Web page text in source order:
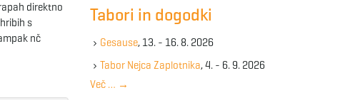
direktno
s
nč
e
y
w
Tabori in dogodki
Gesause, 13. - 16. 8. 2026
Tabor Nejca Zaplotnika, 4. - 6. 9. 2026
Več … →